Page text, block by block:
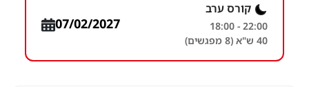
קורס ערב
18:00 - 22:00
40 ש"א (8 מפגשים)
07/02/2027